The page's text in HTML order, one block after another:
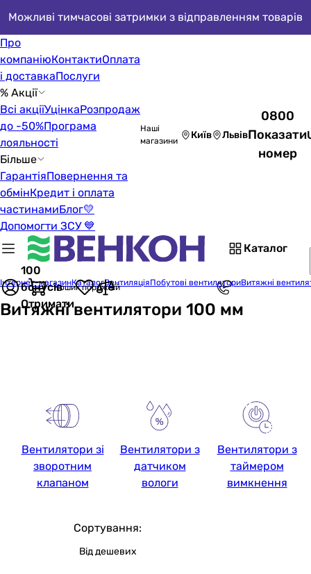
Можливі тимчасові затримки з відправленням товарів
Про
компаніюКонтактиОплата
і доставкаПослуги
% Акції
Всі акціїУцінкаРозпродаж
до -50%Програма
лояльності
Більше
ГарантіяПовернення та
обмінКредит і оплата
частинамиБлог💛
Допомогти ЗСУ 💙
Наші
магазини
Київ Львів
0800
Показати
номер
Каталог
100
бонусів
Отримати
Кошик порожній
Інтернет-магазинКаталогВентиляціяПобутові вентиляториВитяжні
Витяжні вентилятори 100 мм
Вентилятори зі
зворотним
клапаном
Вентилятори з
датчиком
вологи
Вентилятори з
таймером
вимкнення
Сортування:
Від дешевих